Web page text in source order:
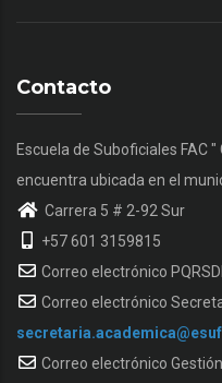
Contacto
Escuela de Suboficiales FAC
encuentra ubicada en el
Carrera 5 # 2-92 Sur
+57 601 3159815
Correo electrónico
Correo electrónico
Correo electrónico